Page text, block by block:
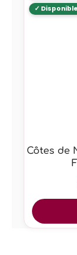
Côtes de